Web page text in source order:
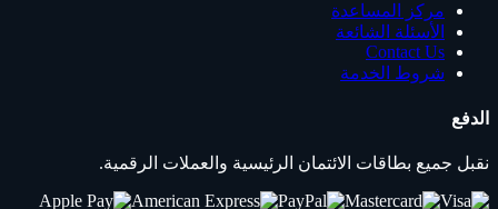
مركز المساعدة
الأسئلة الشائعة
Contact Us
شروط الخدمة
الدفع
نقبل جميع بطاقات الائتمان الرئيسية والعملات الرقمية.